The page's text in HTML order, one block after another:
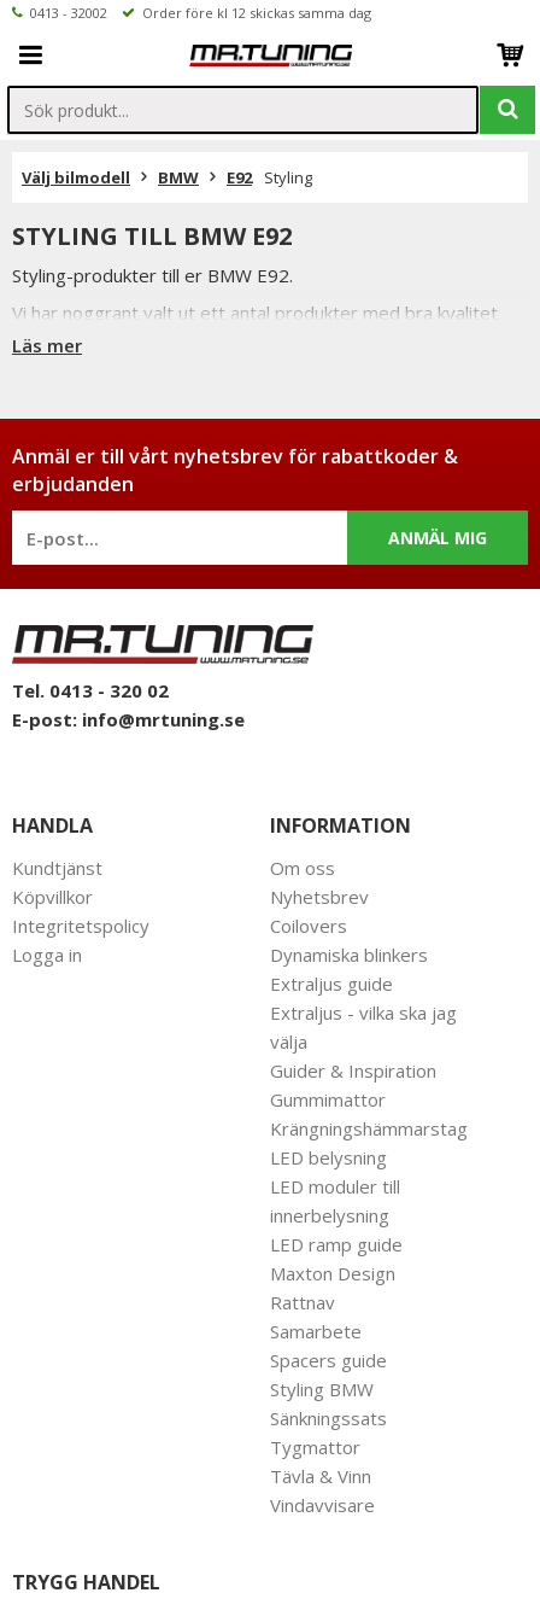
0413 - 32002 Order före kl 12 skickas samma dag
Välj bilmodell BMW E92 Styling
STYLING TILL BMW E92
Styling-produkter till er BMW E92.
Vi har noggrant valt ut ett antal produkter med bra kvalitet
och passform för att bibehålla den höga standard en BMW
original infästningar för enkel montering.
Läs mer
Anmäl er till vårt nyhetsbrev för rabattkoder &
erbjudanden
ANMÄL MIG
Tel. 0413 - 320 02
E-post: info@mrtuning.se
HANDLA
Kundtjänst
Köpvillkor
Integritetspolicy
Logga in
INFORMATION
Om oss
Nyhetsbrev
Coilovers
Dynamiska blinkers
Extraljus guide
Extraljus - vilka ska jag
välja
Guider & Inspiration
Gummimattor
Krängningshämmarstag
LED belysning
LED moduler till
innerbelysning
LED ramp guide
Maxton Design
Rattnav
Samarbete
Spacers guide
Styling BMW
Sänkningssats
Tygmattor
Tävla & Vinn
Vindavvisare
TRYGG HANDEL